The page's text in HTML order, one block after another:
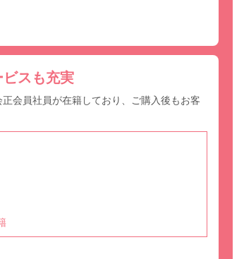
ビスも充実
会員社員が在籍しており、ご購入後もお客